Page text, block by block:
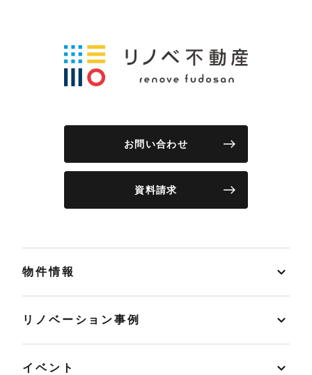
お問い合わせ
資料請求
物件情報
リノベーション事例
イベント